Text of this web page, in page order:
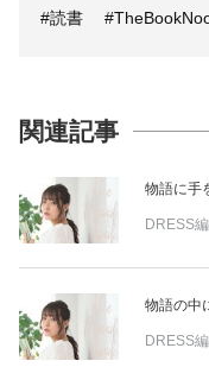
#読書
関連記事
物語に手
DRESS
物語の中
DRESS